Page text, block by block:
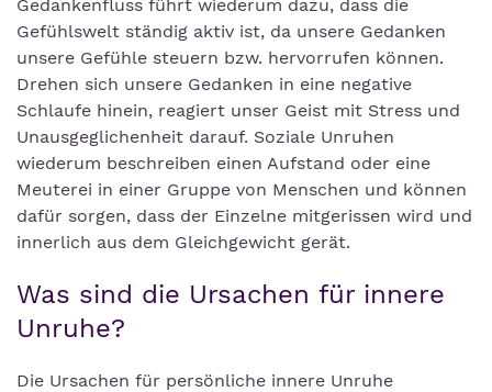
Gedankenfluss führt wiederum dazu, dass die
Gefühlswelt ständig aktiv ist, da unsere Gedanken
unsere Gefühle steuern bzw. hervorrufen können.
Drehen sich unsere Gedanken in eine negative
Schlaufe hinein, reagiert unser Geist mit Stress und
Unausgeglichenheit darauf. Soziale Unruhen
wiederum beschreiben einen Aufstand oder eine
Meuterei in einer Gruppe von Menschen und können
dafür sorgen, dass der Einzelne mitgerissen wird und
innerlich aus dem Gleichgewicht gerät.
Was sind die Ursachen für innere
Unruhe?
Die Ursachen für persönliche innere Unruhe